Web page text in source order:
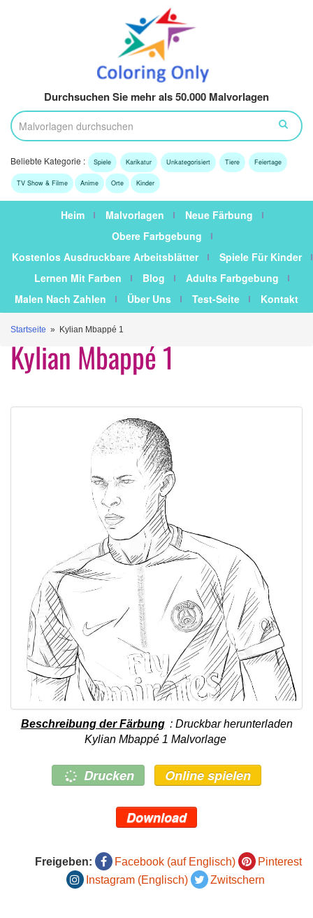
Durchsuchen Sie mehr als 50.000 Malvorlagen
Beliebte Kategorie : Spiele Karikatur Unkategorisiert Tiere Feiertage
TV Show & Filme Anime Orte Kinder
Heim Malvorlagen
Neue Färbung
Obere Farbgebung
Kostenlos Ausdruckbare Arbeitsblätter
Spiele Für Kinder
Lernen Mit Farben
Blog
Adults Farbgebung
Malen Nach Zahlen
Über Uns Test-Seite Kontakt
Startseite » Kylian Mbappé 1
Kylian Mbappé 1
Beschreibung der Färbung : Druckbar herunterladen
Kylian Mbappé 1 Malvorlage
Drucken Online spielen
Download
Freigeben: Facebook (auf Englisch)
Pinterest
Instagram (Englisch)
Zwitschern